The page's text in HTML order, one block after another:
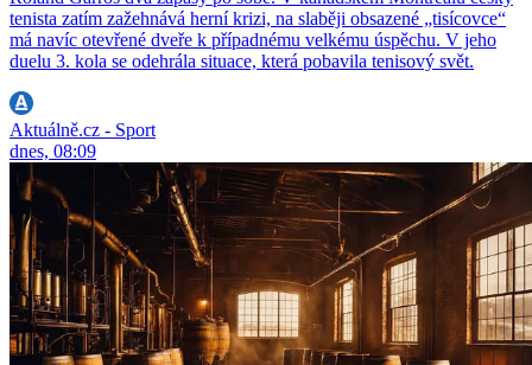
tenista zatím zažehnává herní krizi, na slaběji obsazené „tisícovce“
má navíc otevřené dveře k případnému velkému úspěchu. V jeho
duelu 3. kola se odehrála situace, která pobavila tenisový svět.
Aktuálně.cz - Sport
dnes, 08:09